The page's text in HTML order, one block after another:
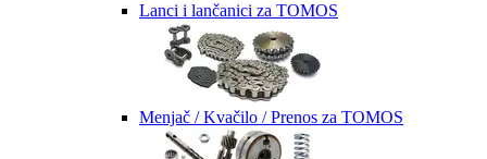
Lanci i lančanici za TOMOS
Menjač / Kvačilo / Prenos za TOMOS